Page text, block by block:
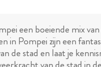
een boeiende mix
in Pompei zijn een
de stad en laat je